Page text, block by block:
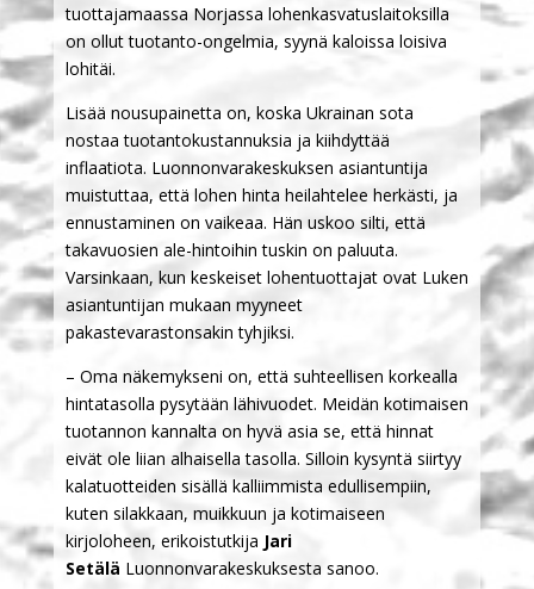
tuottajamaassa Norjassa lohenkasvatuslaitoksilla
on ollut tuotanto-ongelmia, syynä kaloissa loisiva
lohitäi.
Lisää nousupainetta on, koska Ukrainan sota
nostaa tuotantokustannuksia ja kiihdyttää
inflaatiota. Luonnonvarakeskuksen asiantuntija
muistuttaa, että lohen hinta heilahtelee herkästi, ja
ennustaminen on vaikeaa. Hän uskoo silti, että
takavuosien ale-hintoihin tuskin on paluuta.
Varsinkaan, kun keskeiset lohentuottajat ovat Luken
asiantuntijan mukaan myyneet
pakastevarastonsakin tyhjiksi.
– Oma näkemykseni on, että suhteellisen korkealla
hintatasolla pysytään lähivuodet. Meidän kotimaisen
tuotannon kannalta on hyvä asia se, että hinnat
eivät ole liian alhaisella tasolla. Silloin kysyntä siirtyy
kalatuotteiden sisällä kalliimmista edullisempiin,
kuten silakkaan, muikkuun ja kotimaiseen
kirjoloheen, erikoistutkija Jari
Setälä Luonnonvarakeskuksesta sanoo.